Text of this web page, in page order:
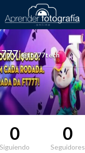
,@ft777tech
0
Siguiendo
0
Seguidores